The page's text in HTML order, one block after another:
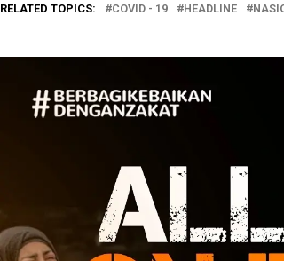
RELATED TOPICS: COVID - 19 HEADLINE